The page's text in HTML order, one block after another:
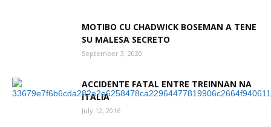
MOTIBO CU CHADWICK BOSEMAN A TENE
SU MALESA SECRETO
September 3, 2020
ACCIDENTE FATAL ENTRE TREINNAN NA
ITALIA
July 12, 2016